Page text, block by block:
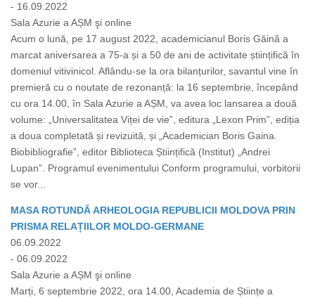
- 16.09.2022
Sala Azurie a AȘM şi online
Acum o lună, pe 17 august 2022, academicianul Boris Găină a
marcat aniversarea a 75-a și a 50 de ani de activitate științifică în
domeniul vitivinicol. Aflându-se la ora bilanțurilor, savantul vine în
premieră cu o noutate de rezonanță: la 16 septembrie, începând
cu ora 14.00, în Sala Azurie a AȘM, va avea loc lansarea a două
volume: „Universalitatea Viței de vie”, editura „Lexon Prim”, ediția
a doua completată și revizuită, și „Academician Boris Gaina.
Biobibliografie”, editor Biblioteca Științifică (Institut) „Andrei
Lupan”. Programul evenimentului Conform programului, vorbitorii
se vor...
MASA ROTUNDĂ ARHEOLOGIA REPUBLICII MOLDOVA PRIN
PRISMA RELAȚIILOR MOLDO-GERMANE
06.09.2022
- 06.09.2022
Sala Azurie a AȘM şi online
Marți, 6 septembrie 2022, ora 14.00, Academia de Științe a